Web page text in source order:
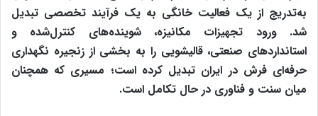
به‌تدریج از یک فعالیت خانگی به یک فرآیند تخصصی تبدیل
شد. ورود تجهیزات مکانیزه، شوینده‌های کنترل‌شده و
استانداردهای صنعتی، قالیشویی را به بخشی از زنجیره نگهداری
حرفه‌ای فرش در ایران تبدیل کرده است؛ مسیری که همچنان
میان سنت و فناوری در حال تکامل است.